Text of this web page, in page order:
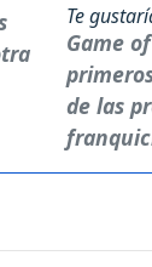
Te
Game
de las